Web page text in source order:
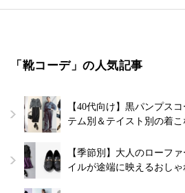
「靴コーデ」の人気記事
【40代向け】黒パンプス
テム別＆テイスト別の着こ
【季節別】大人のローフ
イルが途端に映えるおし